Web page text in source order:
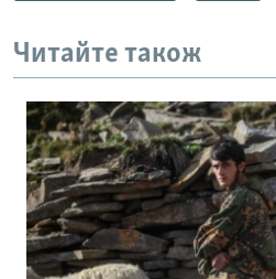
Читайте також